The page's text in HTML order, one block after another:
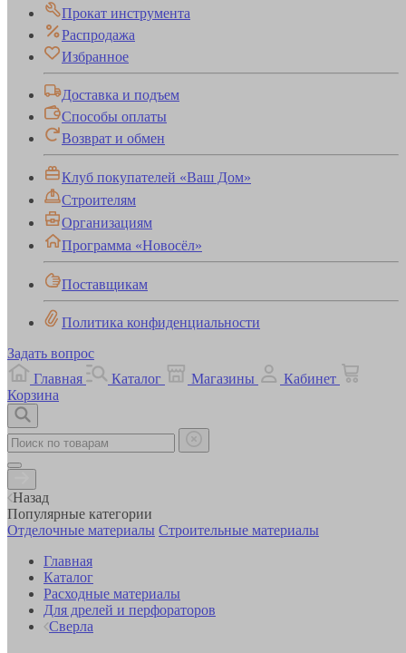
Прокат инструмента
Распродажа
Избранное
Доставка и подъем
Способы оплаты
Возврат и обмен
Клуб покупателей «Ваш Дом»
Строителям
Организациям
Программа «Новосёл»
Поставщикам
Политика конфиденциальности
Задать вопрос
Главная
Каталог Магазины
Кабинет
Корзина
Назад
Популярные категории
Отделочные материалы Строительные материалы
Главная
Каталог
Расходные материалы
Для дрелей и перфораторов
Сверла